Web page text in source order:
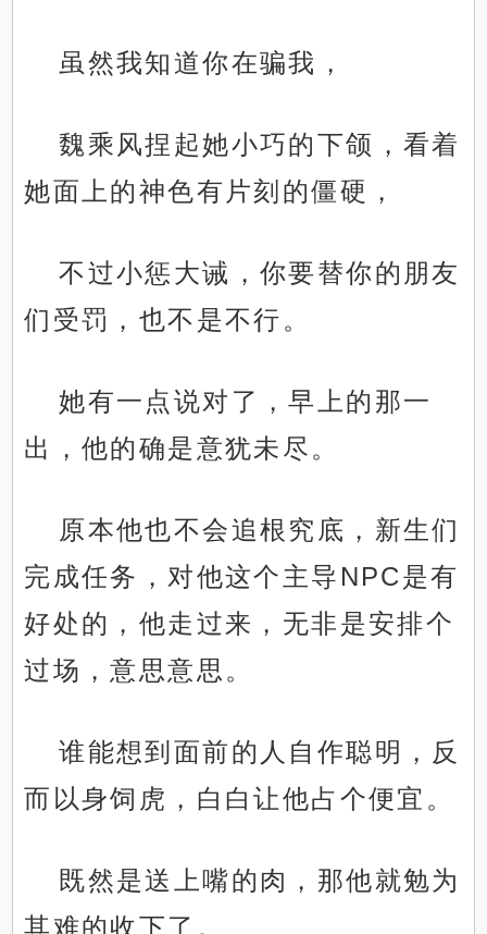
虽然我知道你在骗我，
魏乘风捏起她小巧的下颌，看着
她面上的神色有片刻的僵硬，
不过小惩大诫，你要替你的朋友
们受罚，也不是不行。
她有一点说对了，早上的那一
出，他的确是意犹未尽。
原本他也不会追根究底，新生们
完成任务，对他这个主导NPC是有
好处的，他走过来，无非是安排个
过场，意思意思。
谁能想到面前的人自作聪明，反
而以身饲虎，白白让他占个便宜。
既然是送上嘴的肉，那他就勉为
其难的收下了。